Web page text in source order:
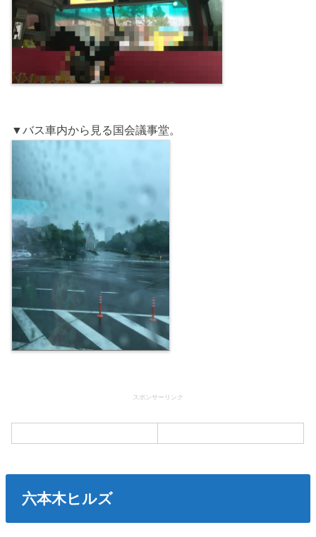
▼バス車内から見る国会議事堂。
スポンサーリンク
六本木ヒルズ